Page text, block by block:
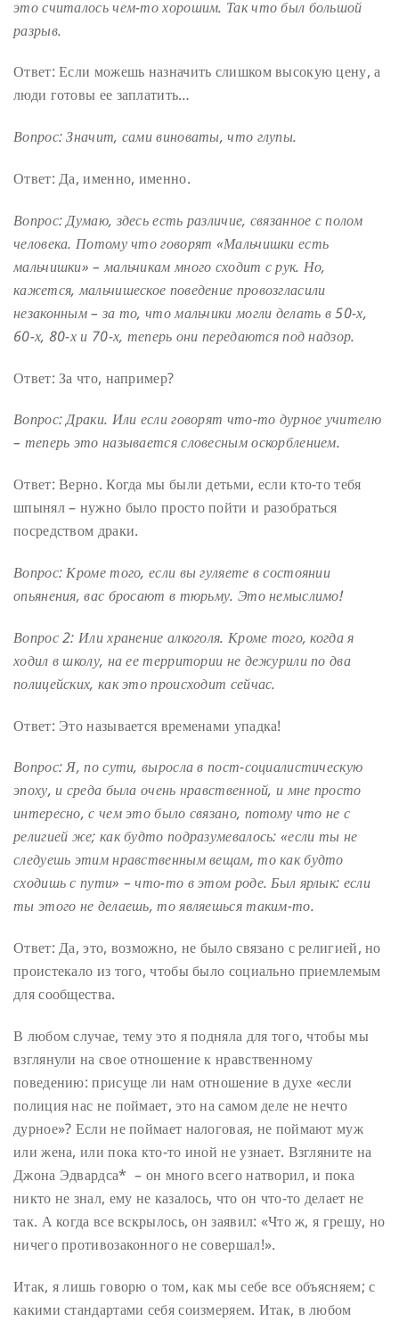
это считалось чем-то хорошим. Так что был большой
разрыв.
Ответ: Если можешь назначить слишком высокую цену, а
люди готовы ее заплатить…
Вопрос: Значит, сами виноваты, что глупы.
Ответ: Да, именно, именно.
Вопрос: Думаю, здесь есть различие, связанное с полом
человека. Потому что говорят «Мальчишки есть
мальчишки» – мальчикам много сходит с рук. Но,
кажется, мальчишеское поведение провозгласили
незаконным – за то, что мальчики могли делать в 50-х,
60-х, 80-х и 70-х, теперь они передаются под надзор.
Ответ: За что, например?
Вопрос: Драки. Или если говорят что-то дурное учителю
– теперь это называется словесным оскорблением.
Ответ: Верно. Когда мы были детьми, если кто-то тебя
шпынял – нужно было просто пойти и разобраться
посредством драки.
Вопрос: Кроме того, если вы гуляете в состоянии
опьянения, вас бросают в тюрьму. Это немыслимо!
Вопрос 2: Или хранение алкоголя. Кроме того, когда я
ходил в школу, на ее территории не дежурили по два
полицейских, как это происходит сейчас.
Ответ: Это называется временами упадка!
Вопрос: Я, по сути, выросла в пост-социалистическую
эпоху, и среда была очень нравственной, и мне просто
интересно, с чем это было связано, потому что не с
религией же; как будто подразумевалось: «если ты не
следуешь этим нравственным вещам, то как будто
сходишь с пути» – что-то в этом роде. Был ярлык: если
ты этого не делаешь, то являешься таким-то.
Ответ: Да, это, возможно, не было связано с религией, но
проистекало из того, чтобы было социально приемлемым
для сообщества.
В любом случае, тему это я подняла для того, чтобы мы
взглянули на свое отношение к нравственному
поведению: присуще ли нам отношение в духе «если
полиция нас не поймает, это на самом деле не нечто
дурное»? Если не поймает налоговая, не поймают муж
или жена, или пока кто-то иной не узнает. Взгляните на
Джона Эдвардса* – он много всего натворил, и пока
никто не знал, ему не казалось, что он что-то делает не
так. А когда все вскрылось, он заявил: «Что ж, я грешу, но
ничего противозаконного не совершал!».
Итак, я лишь говорю о том, как мы себе все объясняем; с
какими стандартами себя соизмеряем. Итак, в любом